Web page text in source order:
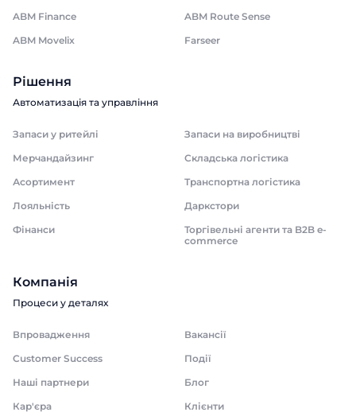
ABM Finance
ABM Route Sense
ABM Movelix
Farseer
Рішення
Автоматизація та управління
Запаси у ритейлі
Запаси на виробництві
Мерчандайзинг
Складська логістика
Асортимент
Транспортна логістика
Лояльність
Даркстори
Фінанси
Торгівельні агенти та B2B e-
commerce
Компанія
Процеси у деталях
Впровадження
Вакансії
Customer Success
Події
Наші партнери
Блог
Кар'єра
Клієнти